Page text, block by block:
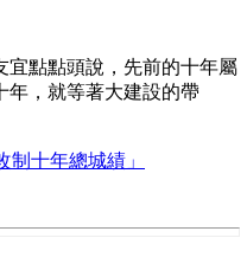
宜點點頭說，先前的十年屬
年，就等著大建設的帶
十年總城績」